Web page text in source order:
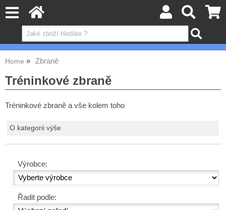
Home Zbraně
Tréninkové zbraně
Tréninkové zbraně a vše kolem toho
O kategorii výše
Výrobce:
Řadit podle: